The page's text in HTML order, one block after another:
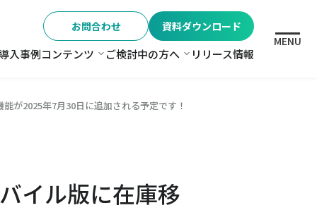
お問合わせ 資料ダウンロード
入事例コンテンツ コンテンツ
ご検討中の方へ ご検討中の方へ
リリース情報
MENU
が2025年7月30日に追加される予定です！
イル版に在庫移